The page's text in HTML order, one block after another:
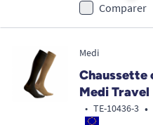
Comparer
Medi
Chaussette
Medi Travel
• TE-10436-3 •